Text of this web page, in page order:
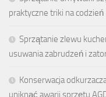
praktyczne triki na codzień
Sprzątanie zlewu
usuwania zabrudzeń i
Konserwacja
uniknąć awarii sprzętu